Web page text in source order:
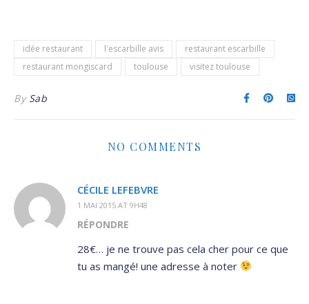
idée restaurant l'escarbille avis
restaurant escarbille
restaurant mongiscard
toulouse visitez toulouse
By Sab
NO COMMENTS
CÉCILE LEFEBVRE
1 MAI 2015 AT 9H48
RÉPONDRE
28€… je ne trouve pas cela cher pour ce que
tu as mangé! une adresse à noter